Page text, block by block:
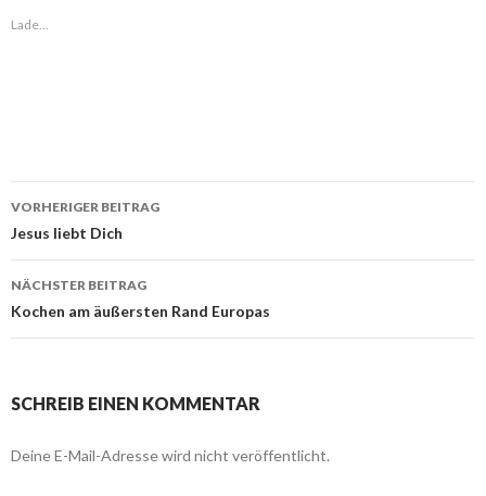
Lade...
Beitragsnavigation
VORHERIGER BEITRAG
Jesus liebt Dich
NÄCHSTER BEITRAG
Kochen am äußersten Rand Europas
SCHREIB EINEN KOMMENTAR
Deine E-Mail-Adresse wird nicht veröffentlicht.